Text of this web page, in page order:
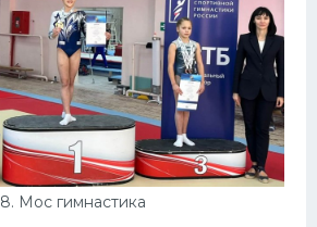
8. Мос гимнастика